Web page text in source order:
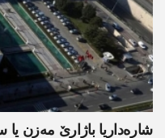
شارەداریا باژارێ مەزن